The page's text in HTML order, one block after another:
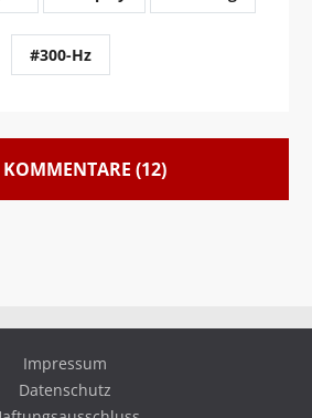
#300-Hz
KOMMENTARE (12)
Impressum
Datenschutz